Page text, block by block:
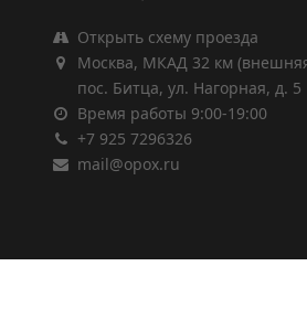
Открыть схему проезда
Москва, МКАД 32 км
пос. Битца, ул. Нагорная, д. 5
Время работы 9:00-19:00
+7 925 7296326
mail@opox.ru